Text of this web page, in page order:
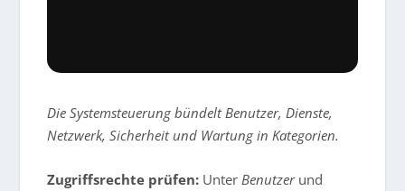
Die Systemsteuerung bündelt Benutzer, Dienste,
Netzwerk, Sicherheit und Wartung in Kategorien.
Zugriffsrechte prüfen: Unter Benutzerund